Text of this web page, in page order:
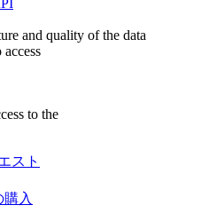
and quality of the data
to the
スト
入